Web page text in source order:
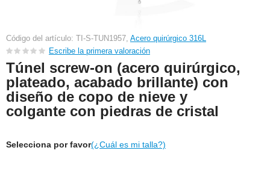
Código del artículo: TI-S-TUN1957, Acero quirúrgico 316L
Escribe la primera valoración
Túnel screw-on (acero quirúrgico,
plateado, acabado brillante) con
diseño de copo de nieve y
colgante con piedras de cristal
Selecciona por favor(¿Cuál es mi talla?)